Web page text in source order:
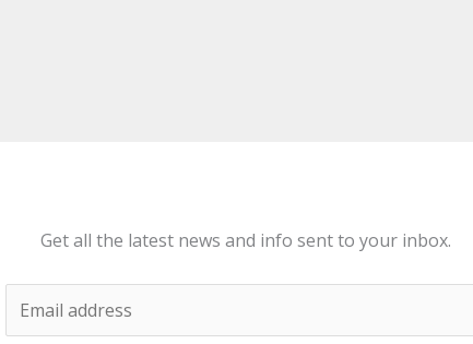
Get all the latest news and info sent to your inbox.
m